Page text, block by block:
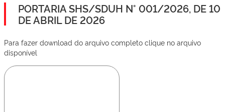
PORTARIA SHS/SDUH N° 001/2026, DE 10
DE ABRIL DE 2026
Para fazer download do arquivo completo clique no arquivo
disponível